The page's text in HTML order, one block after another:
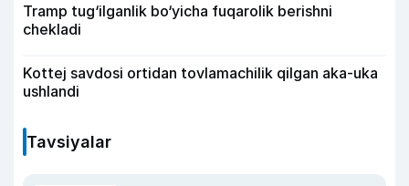
Tramp tug‘ilganlik bo‘yicha fuqarolik berishni
chekladi
Kottej savdosi ortidan tovlamachilik qilgan aka-uka
ushlandi
Tavsiyalar